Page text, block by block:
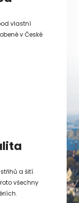
vlastní
v České
a šití.
všechny